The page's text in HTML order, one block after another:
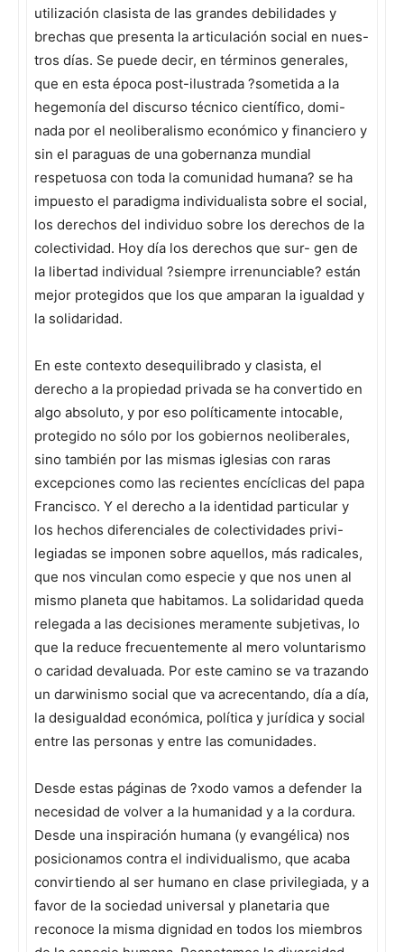
utilización clasista de las grandes debilidades y
brechas que presenta la articulación social en nues-
tros días. Se puede decir, en términos generales,
que en esta época post-ilustrada ?sometida a la
hegemonía del discurso técnico científico, domi-
nada por el neoliberalismo económico y financiero y
sin el paraguas de una gobernanza mundial
respetuosa con toda la comunidad humana? se ha
impuesto el paradigma individualista sobre el social,
los derechos del individuo sobre los derechos de la
colectividad. Hoy día los derechos que sur- gen de
la libertad individual ?siempre irrenunciable? están
mejor protegidos que los que amparan la igualdad y
la solidaridad.
En este contexto desequilibrado y clasista, el
derecho a la propiedad privada se ha convertido en
algo absoluto, y por eso políticamente intocable,
protegido no sólo por los gobiernos neoliberales,
sino también por las mismas iglesias con raras
excepciones como las recientes encíclicas del papa
Francisco. Y el derecho a la identidad particular y
los hechos diferenciales de colectividades privi-
legiadas se imponen sobre aquellos, más radicales,
que nos vinculan como especie y que nos unen al
mismo planeta que habitamos. La solidaridad queda
relegada a las decisiones meramente subjetivas, lo
que la reduce frecuentemente al mero voluntarismo
o caridad devaluada. Por este camino se va trazando
un darwinismo social que va acrecentando, día a día,
la desigualdad económica, política y jurídica y social
entre las personas y entre las comunidades.
Desde estas páginas de ?xodo vamos a defender la
necesidad de volver a la humanidad y a la cordura.
Desde una inspiración humana (y evangélica) nos
posicionamos contra el individualismo, que acaba
convirtiendo al ser humano en clase privilegiada, y a
favor de la sociedad universal y planetaria que
reconoce la misma dignidad en todos los miembros